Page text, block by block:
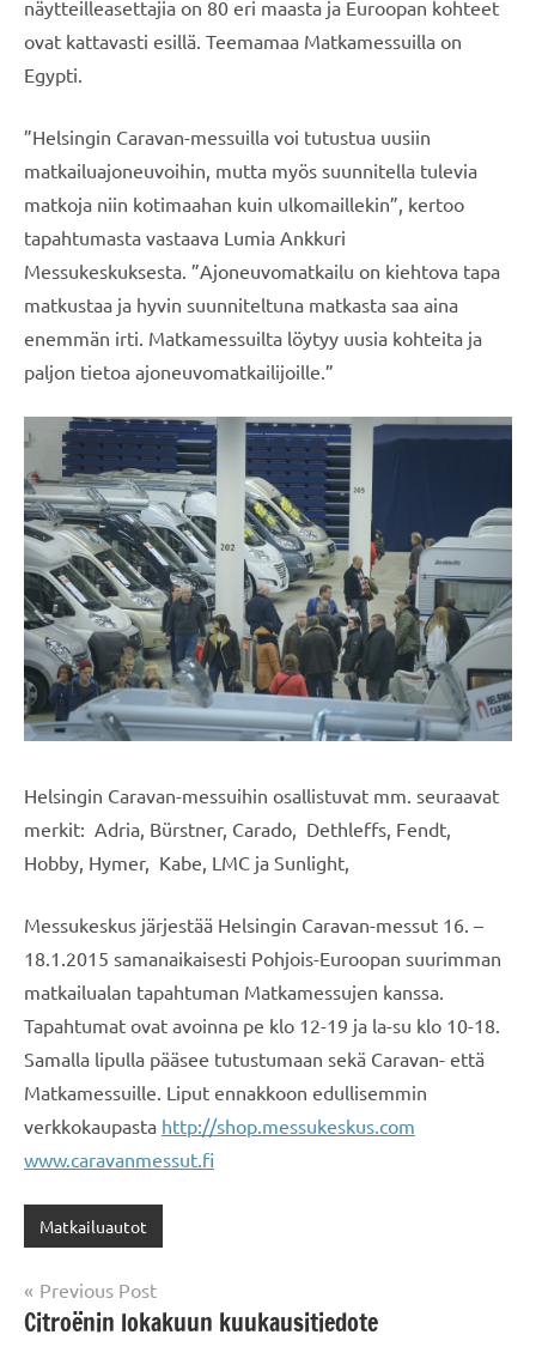
näytteilleasettajia on 80 eri maasta ja Euroopan kohteet
ovat kattavasti esillä. Teemamaa Matkamessuilla on
Egypti.
”Helsingin Caravan-messuilla voi tutustua uusiin
matkailuajoneuvoihin, mutta myös suunnitella tulevia
matkoja niin kotimaahan kuin ulkomaillekin”, kertoo
tapahtumasta vastaava Lumia Ankkuri
Messukeskuksesta. ”Ajoneuvomatkailu on kiehtova tapa
matkustaa ja hyvin suunniteltuna matkasta saa aina
enemmän irti. Matkamessuilta löytyy uusia kohteita ja
paljon tietoa ajoneuvomatkailijoille.”
Helsingin Caravan-messuihin osallistuvat mm. seuraavat
merkit: Adria, Bürstner, Carado, Dethleffs, Fendt,
Hobby, Hymer, Kabe, LMC ja Sunlight,
Messukeskus järjestää Helsingin Caravan-messut 16. –
18.1.2015 samanaikaisesti Pohjois-Euroopan suurimman
matkailualan tapahtuman Matkamessujen kanssa.
Tapahtumat ovat avoinna pe klo 12-19 ja la-su klo 10-18.
Samalla lipulla pääsee tutustumaan sekä Caravan- että
Matkamessuille. Liput ennakkoon edullisemmin
verkkokaupasta http://shop.messukeskus.com
www.caravanmessut.fi
Matkailuautot
Post
navigation
Previous Post
Citroënin lokakuun kuukausitiedote